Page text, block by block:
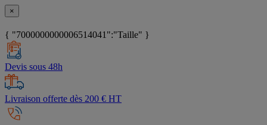
×
{ "7000000000006514041":"Taille" }
Devis sous 48h
Livraison offerte dès 200 € HT